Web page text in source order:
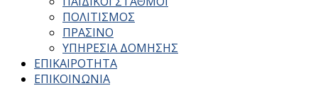
ΠΟΛΙΤΙΣΜΟΣ
ΠΡΑΣΙΝΟ
ΥΠΗΡΕΣΙΑ ΔΟΜΗΣΗΣ
ΕΠΙΚΑΙΡΟΤΗΤΑ
ΕΠΙΚΟΙΝΩΝΙΑ